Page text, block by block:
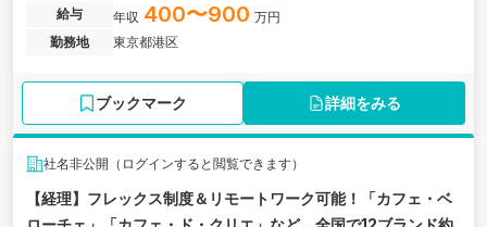
場の大手企業の求人です。
給与 年収 400〜900 万円
勤務地
東京都港区
ブックマーク 詳細をみる
社名非公開（ログインすると閲覧できます）
【経理】フレックス制度＆リモートワーク可能！「カフェ・ベ